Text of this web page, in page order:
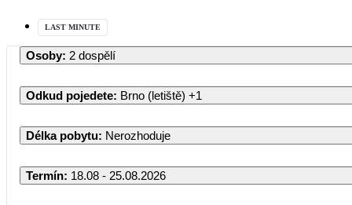
LAST MINUTE
Osoby: 2 dospělí
Odkud pojedete: Brno (letiště) +1
Délka pobytu: Nerozhoduje
Termín: 18.08 - 25.08.2026